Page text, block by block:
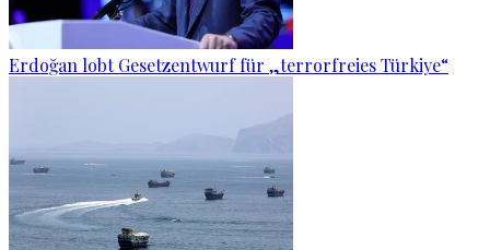
Erdoğan lobt Gesetzentwurf für „terrorfreies Türkiye“